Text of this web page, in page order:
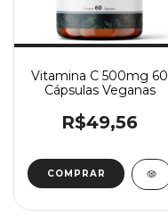
Vitamina C 500mg 60
Cápsulas Veganas
R$49,56